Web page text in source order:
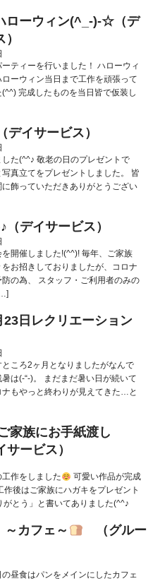
ローウィン(^_-)-☆（デ
ティーを行いました！ ハローウィ
ーウィン当日まで工作を頑張って
完成したものを当日皆で仮装し
（デイサービス）
た(^^♪ 敬老の日のプレゼントで
真立てをプレゼントしました。 皆
飾っていただきありがとうござい
デイサービス）
開催しました!(^^)! 毎年、ご家族
お招きしておりましたが、コロナ
の為、 スタッフ・ご利用者のみの
日レクリエーション
ころ2ヶ月となりましたがなんで
は(-“-)。 まだまだ暑い日が続いて
ナもやっと終わりが見えてきた…と
家族にお手紙渡し
ービス）
作をしました
可愛い作品が完成
作後はご家族にハガキをプレゼント
がとう」と書いてありました(^^♪
カフェ～
（グルー
の昼食はパンをメインにしたカフェ